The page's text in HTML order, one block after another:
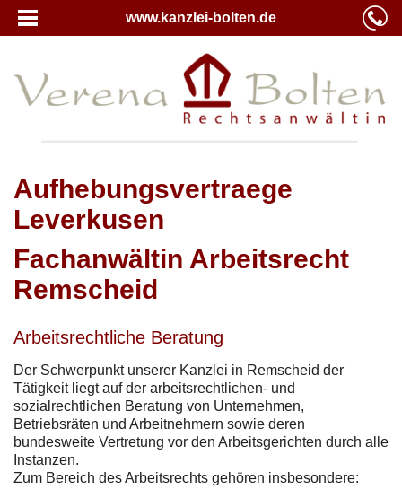
www.kanzlei-bolten.de
Aufhebungsvertraege
Leverkusen
Fachanwältin Arbeitsrecht
Remscheid
Arbeitsrechtliche Beratung
Der Schwerpunkt unserer Kanzlei in Remscheid der
Tätigkeit liegt auf der arbeitsrechtlichen- und
sozialrechtlichen Beratung von Unternehmen,
Betriebsräten und Arbeitnehmern sowie deren
bundesweite Vertretung vor den Arbeitsgerichten durch alle
Instanzen.
Zum Bereich des Arbeitsrechts gehören insbesondere: